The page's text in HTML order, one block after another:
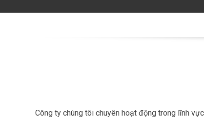
Công ty chúng tôi chuyên hoạt động trong lĩnh